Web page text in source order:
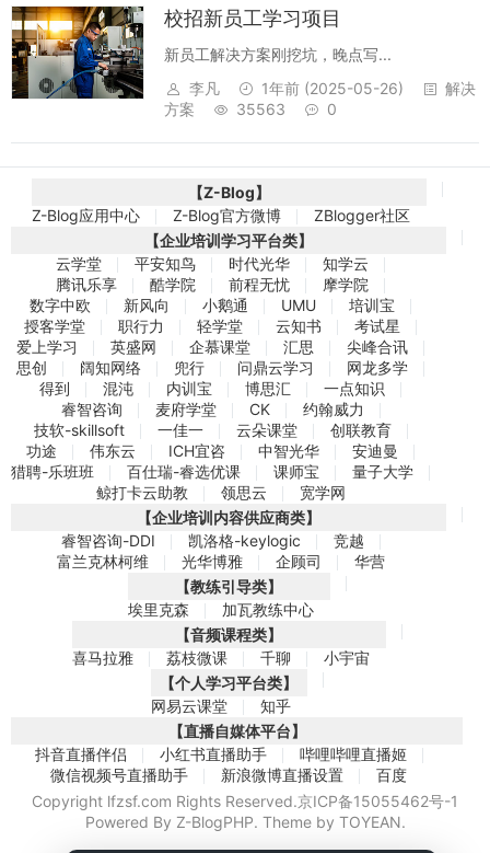
校招新员工学习项目
新员工解决方案刚挖坑，晚点写...
李凡
1年前 (2025-05-26)
解决
方案
35563 0
【Z-Blog】
Z-Blog应用中心
Z-Blog官方微博
ZBlogger社区
【企业培训学习平台类】
云学堂
平安知鸟 时代光华
知学云
腾讯乐享
酷学院 前程无忧
摩学院
数字中欧
新风向 小鹅通 UMU
培训宝
授客学堂
职行力 轻学堂 云知书
考试星
爱上学习
英盛网 企慕课堂 汇思
尖峰合讯
思创
阔知网络 兜行 问鼎云学习
网龙多学
得到
混沌 内训宝 博思汇
一点知识
睿智咨询
麦府学堂 CK
约翰威力
技软-skillsoft
一佳一 云朵课堂
创联教育
功途
伟东云 ICH宜咨 中智光华
安迪曼
猎聘-乐班班
百仕瑞-睿选优课 课师宝
量子大学
鲸打卡云助教
领思云
宽学网
【企业培训内容供应商类】
睿智咨询-DDI
凯洛格-keylogic
竞越
富兰克林柯维
光华博雅 企顾司
华营
【教练引导类】
埃里克森
加瓦教练中心
【音频课程类】
喜马拉雅
荔枝微课 千聊
小宇宙
【个人学习平台类】
网易云课堂
知乎
【直播自媒体平台】
抖音直播伴侣
小红书直播助手
哔哩哔哩直播姬
微信视频号直播助手
新浪微博直播设置
百度
Copyright lfzsf.com Rights Reserved.京ICP备15055462号-1
Powered By Z-BlogPHP. Theme by TOYEAN.